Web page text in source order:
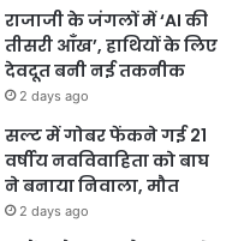
राजाजी के जंगलों में ‘AI की
तीसरी आँख’, हाथियों के लिए
देवदूत बनी नई तकनीक
2 days ago
सल्ट में गोबर फेंकने गई 21
वर्षीय नवविवाहिता को बाघ
ने बनाया निवाला, मौत
2 days ago